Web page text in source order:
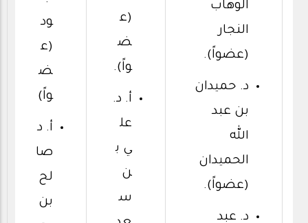
الوهاب
النجار
(عضواً).
د. حميدان
بن عبد
الله
الحميدان
(عضواً).
د. عبد
(ع
ض
واً).
أ. د.
عل
ي ب
ن
س
ود
(ع
ض
واً)
أ. د
صا
لح
بن